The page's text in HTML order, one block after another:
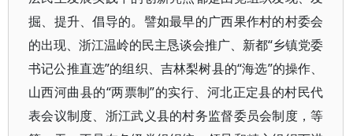
掘、提升、倡导的。譬如最早的广西果作村的村委会
的出现、浙江温岭的民主恳谈会推广、新都“乡镇党委
书记公推直选”的组织、吉林梨树县的“海选”的操作、
山西河曲县的“两票制”的实行、河北正定县的村民代
表会议制度、浙江武义县的村务监督委员会制度，等